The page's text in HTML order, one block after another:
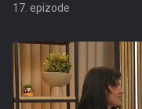
17. epizode